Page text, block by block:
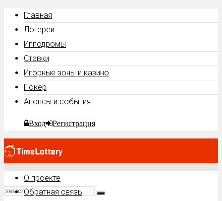
Главная
Лотереи
Ипподромы
Ставки
Игорные зоны и казино
Покер
Анонсы и события
Вход Регистрация
О проекте
Обратная связь